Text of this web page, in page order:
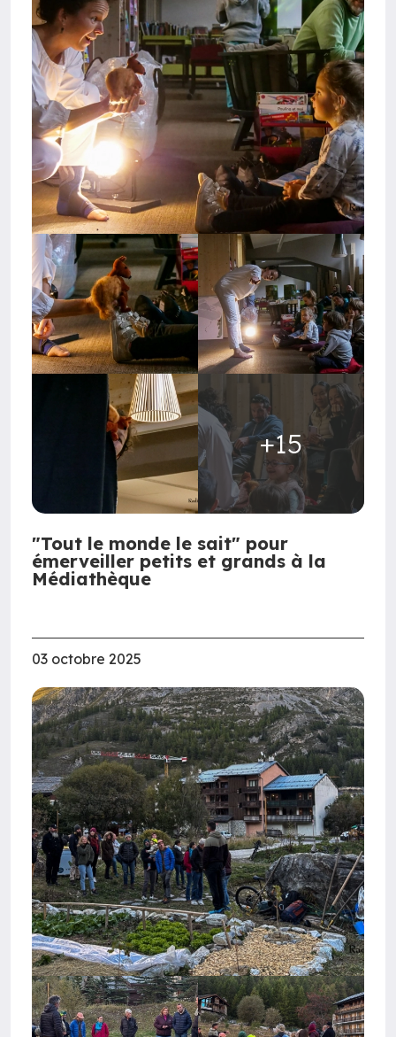
+15
"Tout le monde le sait" pour
émerveiller petits et grands à la
Médiathèque
03 octobre 2025